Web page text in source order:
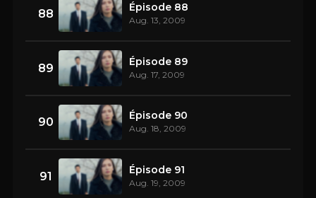
88 Épisode 88
Aug. 13, 2009
89 Épisode 89
Aug. 17, 2009
90 Épisode 90
Aug. 18, 2009
91 Épisode 91
Aug. 19, 2009